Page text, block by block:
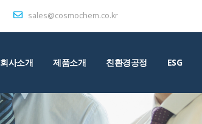
sales@cosmochem.co.kr
회사소개 제품소개 친환경공정 ESG